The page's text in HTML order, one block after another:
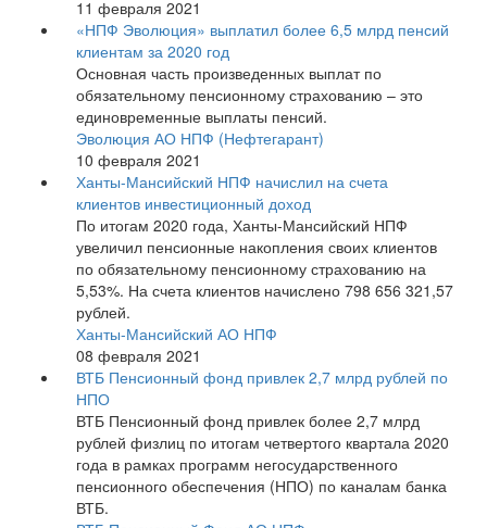
11 февраля 2021
«НПФ Эволюция» выплатил более 6,5 млрд пенсий
клиентам за 2020 год
Основная часть произведенных выплат по
обязательному пенсионному страхованию – это
единовременные выплаты пенсий.
Эволюция АО НПФ (Нефтегарант)
10 февраля 2021
Ханты-Мансийский НПФ начислил на счета
клиентов инвестиционный доход
По итогам 2020 года, Ханты-Мансийский НПФ
увеличил пенсионные накопления своих клиентов
по обязательному пенсионному страхованию на
5,53%. На счета клиентов начислено 798 656 321,57
рублей.
Ханты-Мансийский АО НПФ
08 февраля 2021
ВТБ Пенсионный фонд привлек 2,7 млрд рублей по
НПО
ВТБ Пенсионный фонд привлек более 2,7 млрд
рублей физлиц по итогам четвертого квартала 2020
года в рамках программ негосударственного
пенсионного обеспечения (НПО) по каналам банка
ВТБ.